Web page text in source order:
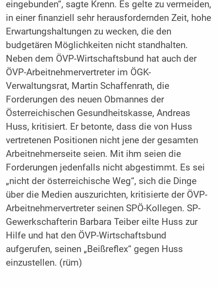
eingebunden“, sagte Krenn. Es gelte zu vermeiden,
in einer finanziell sehr herausfordernden Zeit, hohe
Erwartungshaltungen zu wecken, die den
budgetären Möglichkeiten nicht standhalten.
Neben dem ÖVP-Wirtschaftsbund hat auch der
ÖVP-Arbeitnehmervertreter im ÖGK-
Verwaltungsrat, Martin Schaffenrath, die
Forderungen des neuen Obmannes der
Österreichischen Gesundheitskasse, Andreas
Huss, kritisiert. Er betonte, dass die von Huss
vertretenen Positionen nicht jene der gesamten
Arbeitnehmerseite seien. Mit ihm seien die
Forderungen jedenfalls nicht abgestimmt. Es sei
„nicht der österreichische Weg“, sich die Dinge
über die Medien auszurichten, kritisierte der ÖVP-
Arbeitnehmervertreter seinen SPÖ-Kollegen. SP-
Gewerkschafterin Barbara Teiber eilte Huss zur
Hilfe und hat den ÖVP-Wirtschaftsbund
aufgerufen, seinen „Beißreflex“ gegen Huss
einzustellen. (rüm)